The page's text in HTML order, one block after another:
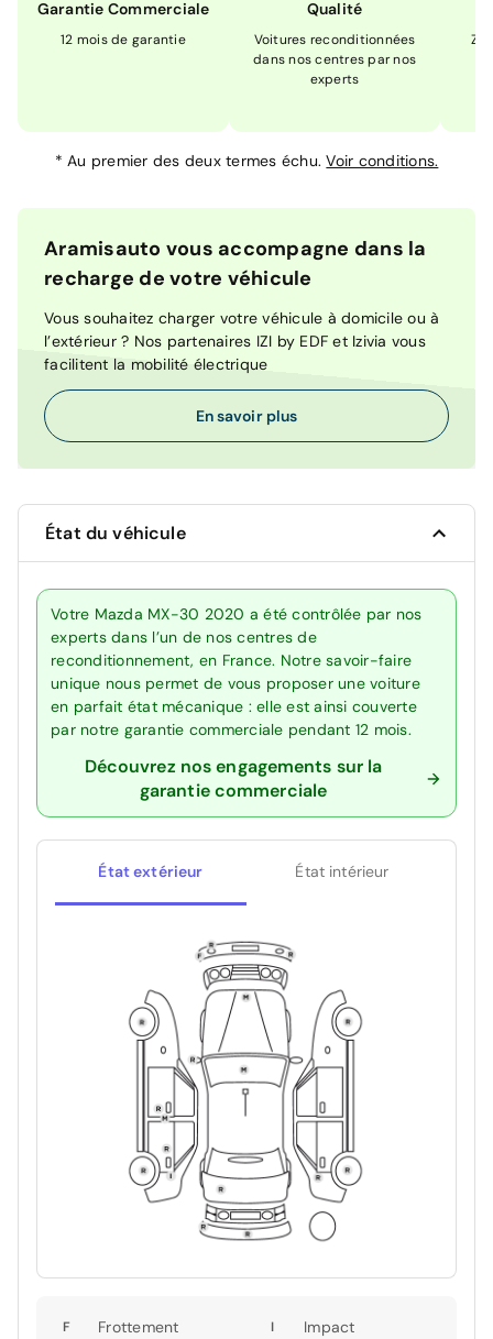
Garantie Commerciale
12 mois de garantie
Qualité
Voitures reconditionnées
dans nos centres par nos
experts
*Au premier des deux termes échu.Voir conditions.
Aramisauto vous accompagne dans la
recharge de votre véhicule
Vous souhaitez charger votre véhicule à domicile ou à
l’extérieur ? Nos partenaires IZI by EDF et Izivia vous
facilitent la mobilité électrique
En savoir plus
État du véhicule
Votre Mazda MX-30 2020 a été contrôlée par nos
experts dans l’un de nos centres de
reconditionnement, en France. Notre savoir-faire
unique nous permet de vous proposer une voiture
en parfait état mécanique : elle est ainsi couverte
par notre garantie commerciale pendant 12 mois.
Découvrez nos engagements sur la
garantie commerciale
État extérieur État intérieur
F Frottement I Impact